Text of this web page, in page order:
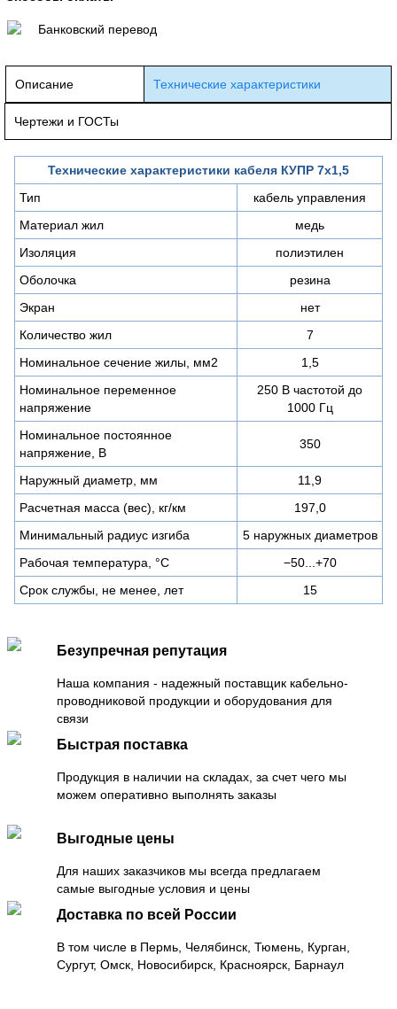
Банковский перевод
Описание Технические характеристики
Чертежи и ГОСТы
Технические характеристики кабеля КУПР 7х1,5
Тип
кабель управления
Материал жил
медь
Изоляция
полиэтилен
Оболочка
резина
Экран
нет
Количество жил
7
Номинальное сечение жилы, мм2
1,5
Номинальное переменное
напряжение
250 В частотой до
1000 Гц
Номинальное постоянное
напряжение, В
350
Наружный диаметр, мм
11,9
Расчетная масса (вес), кг/км
197,0
Минимальный радиус изгиба
5 наружных диаметров
Рабочая температура, °C
−50...+70
Срок службы, не менее, лет
15
Безупречная репутация
Наша компания - надежный поставщик кабельно-
проводниковой продукции и оборудования для
связи
Быстрая поставка
Продукция в наличии на складах, за счет чего мы
можем оперативно выполнять заказы
Выгодные цены
Для наших заказчиков мы всегда предлагаем
самые выгодные условия и цены
Доставка по всей России
В том числе в Пермь, Челябинск, Тюмень, Курган,
Сургут, Омск, Новосибирск, Красноярск, Барнаул